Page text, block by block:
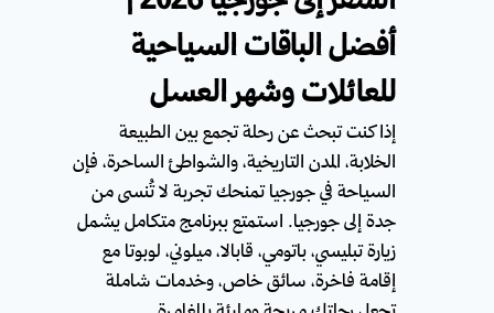
أفضل الباقات السياحية
للعائلات وشهر العسل
إذا كنت تبحث عن رحلة تجمع بين الطبيعة
الخلابة، المدن التاريخية، والشواطئ الساحرة، فإن
السياحة في جورجيا تمنحك تجربة لا تُنسى من
جدة إلى جورجيا. استمتع ببرنامج متكامل يشمل
زيارة تبليسي، باتومي، قابالا، ميلوني، لوبوتا مع
إقامة فاخرة، سائق خاص، وخدمات شاملة